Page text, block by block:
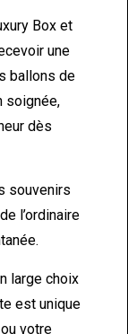
Box et
une
ballons de
soignée,
dès
souvenirs
l’ordinaire
large choix
est unique
votre